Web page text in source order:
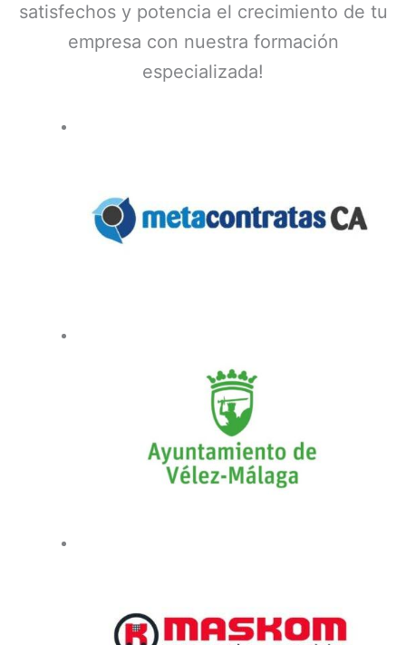
satisfechos y potencia el crecimiento de tu
empresa con nuestra formación
especializada!